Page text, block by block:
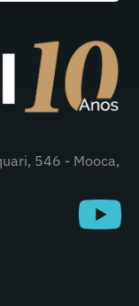
546 - Mooca,